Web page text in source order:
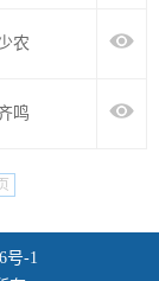
农
鸣
号-1